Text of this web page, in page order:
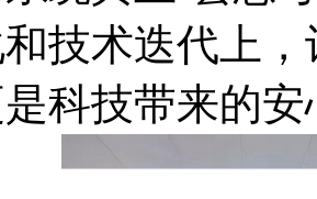
技术迭代上
科技带来的安